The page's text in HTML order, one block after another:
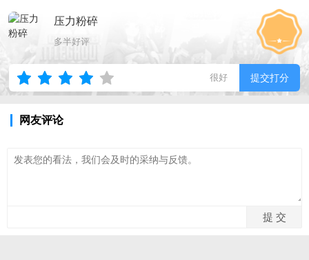
压力粉碎
多半好评
很好 提交打分
网友评论